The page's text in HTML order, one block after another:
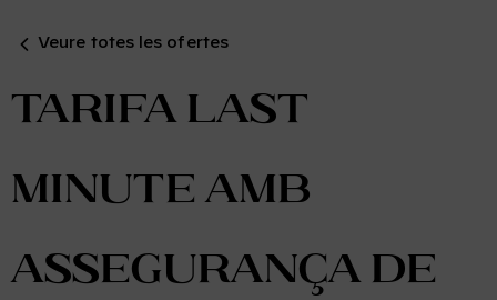
Veure totes les ofertes
Tarifa Last
Minute amb
Assegurança de